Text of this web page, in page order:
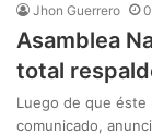
Jhon Guerrero
Asamblea
total
Luego de que éste
comunicado,